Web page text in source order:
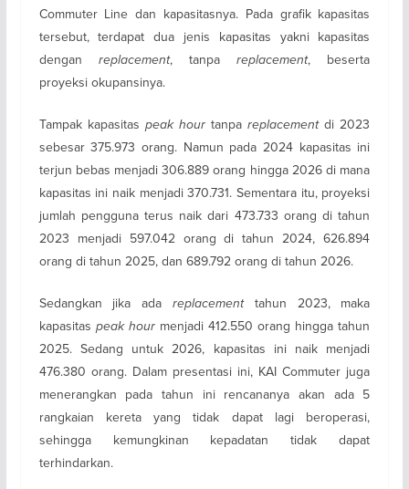
Commuter Line dan kapasitasnya. Pada grafik kapasitas
tersebut, terdapat dua jenis kapasitas yakni kapasitas
dengan replacement, tanpareplacement, beserta
proyeksi okupansinya.
Tampak kapasitas peak hourtanpareplacementdi 2023
sebesar 375.973 orang. Namun pada 2024 kapasitas ini
terjun bebas menjadi 306.889 orang hingga 2026 di mana
kapasitas ini naik menjadi 370.731. Sementara itu, proyeksi
jumlah pengguna terus naik dari 473.733 orang di tahun
2023 menjadi 597.042 orang di tahun 2024, 626.894
orang di tahun 2025, dan 689.792 orang di tahun 2026.
Sedangkan jika ada replacementtahun 2023, maka
kapasitas peak hourmenjadi 412.550 orang hingga tahun
2025. Sedang untuk 2026, kapasitas ini naik menjadi
476.380 orang. Dalam presentasi ini, KAI Commuter juga
menerangkan pada tahun ini rencananya akan ada 5
rangkaian kereta yang tidak dapat lagi beroperasi,
sehingga kemungkinan kepadatan tidak dapat
terhindarkan.